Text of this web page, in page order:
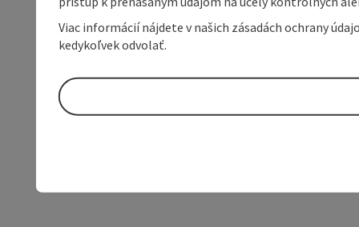
Viac informácií nájdete v našich zásadách ochrany
kedykoľvek odvolať.